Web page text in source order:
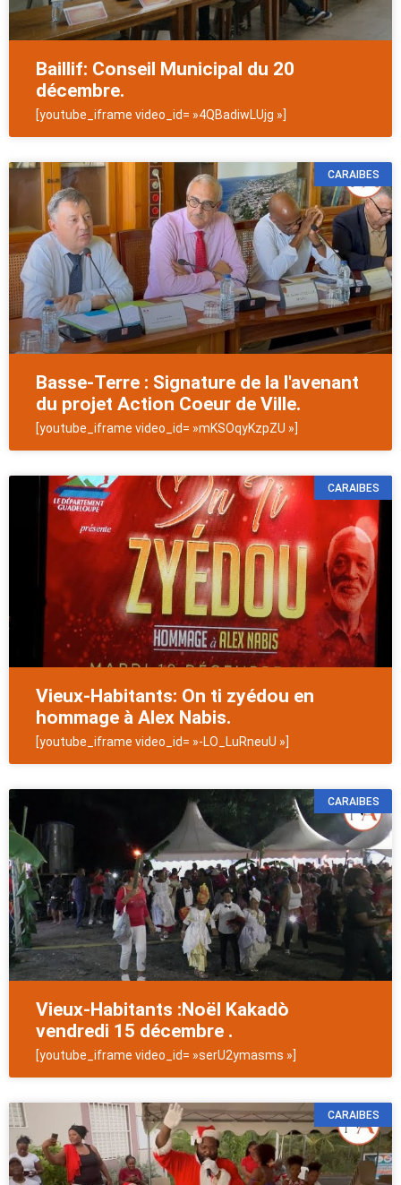
Baillif: Conseil Municipal du 20
décembre.
[youtube_iframe video_id= »4QBadiwLUjg »]
CARAIBES
Basse-Terre : Signature de la l'avenant
du projet Action Coeur de Ville.
[youtube_iframe video_id= »mKSOqyKzpZU »]
CARAIBES
Vieux-Habitants: On ti zyédou en
hommage à Alex Nabis.
[youtube_iframe video_id= »-LO_LuRneuU »]
CARAIBES
Vieux-Habitants :Noël Kakadò
vendredi 15 décembre .
[youtube_iframe video_id= »serU2ymasms »]
CARAIBES